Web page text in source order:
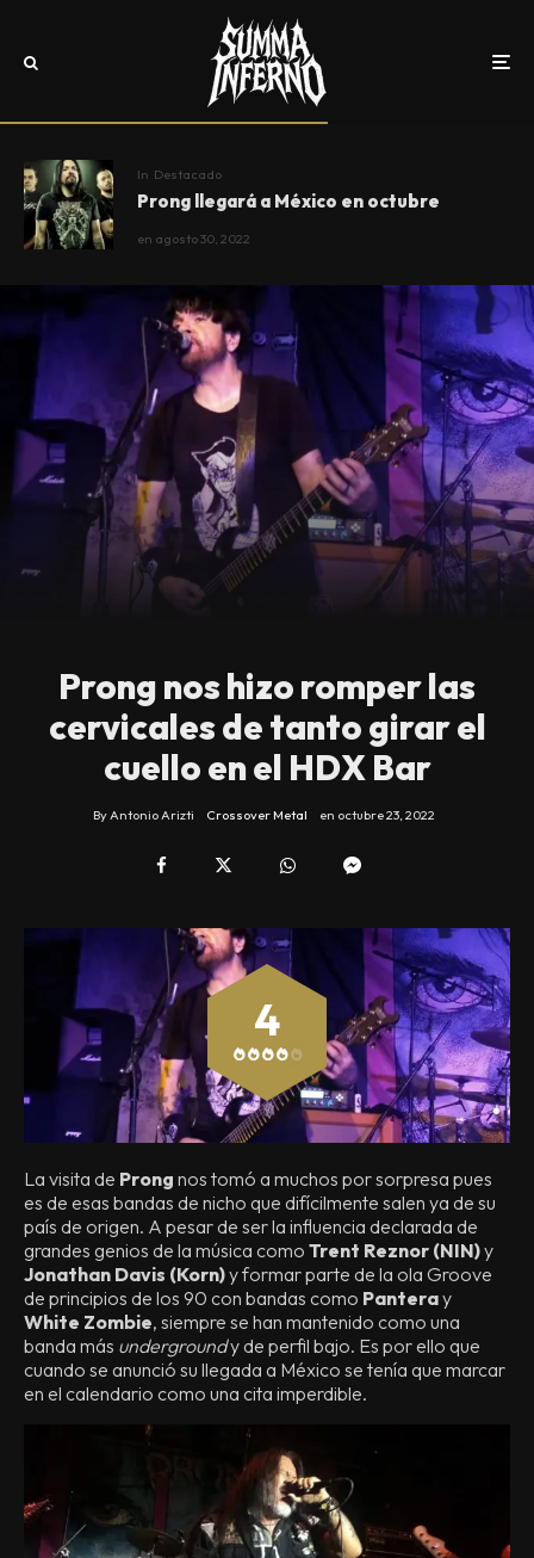
In Destacado
Prong llegará a México en octubre
en agosto 30, 2022
Prong nos hizo romper las
cervicales de tanto girar el
cuello en el HDX Bar
ByAntonio Arizti Crossover Metal en octubre 23, 2022
4
La visita de Prong nos tomó a muchos por sorpresa pues
es de esas bandas de nicho que difícilmente salen ya de su
país de origen. A pesar de ser la influencia declarada de
grandes genios de la música como Trent Reznor (NIN)y
Jonathan Davis (Korn)y formar parte de la ola Groove
de principios de los 90 con bandas como Panteray
White Zombie, siempre se han mantenido como una
banda más undergroundy de perfil bajo. Es por ello que
cuando se anunció su llegada a México se tenía que marcar
en el calendario como una cita imperdible.